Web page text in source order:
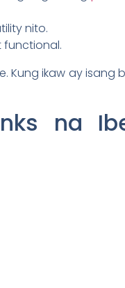
nito.
functional.
Kung ikaw ay isang
na